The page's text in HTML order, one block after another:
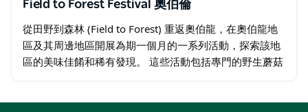
Field to Forest Festival 奧伯倫
從田野到森林 (Field to Forest) 重返奧伯龍，在奧伯龍地
區及其周邊地區開展為期一個月的一系列活動，探索該地
區的美味佳餚和稀有發現。 這些活動包括專門的野生蘑菇